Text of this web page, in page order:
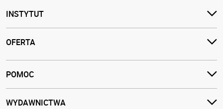
INSTYTUT
OFERTA
POMOC
WYDAWNICTWA